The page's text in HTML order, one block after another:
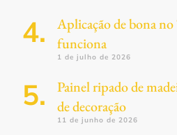
Aplicação de bona
funciona
1 de julho de 2026
Painel ripado de
de decoração
11 de junho de 2026